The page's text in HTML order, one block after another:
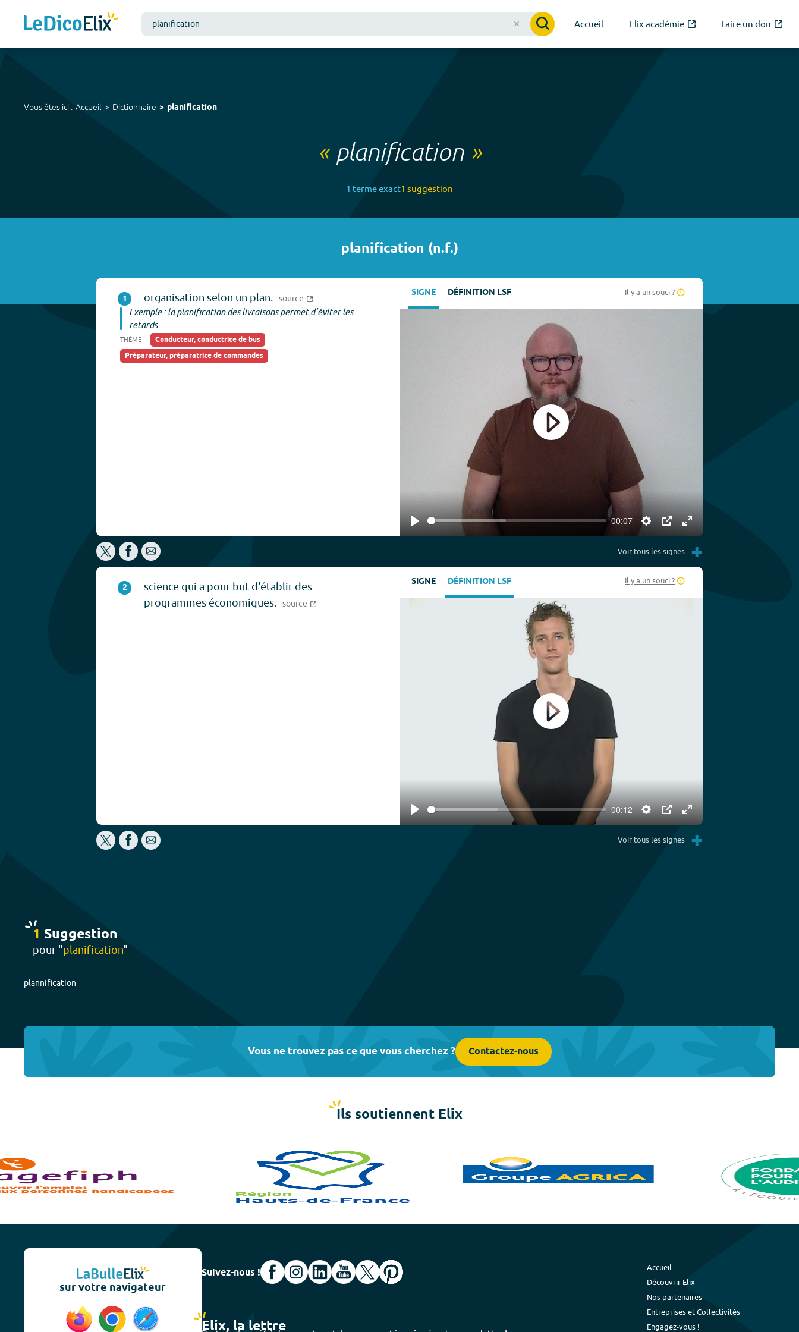
Accueil Elix académie Faire un don
Vous êtes ici : Accueil Dictionnaire planification
« planification»
1 termeexact1 suggestion
planification (n.f.)
1 organisation selon un plan. source
Exemple : la planification des livraisons permet d’éviter les
retards.
THÈME
Conducteur, conductrice de bus
Préparateur, préparatrice de commandes
SIGNE DÉFINITION LSF Il y a un souci ?
Play
00:07
Settings
PIP Enter
fullscreen
Play
Voir tous les signes +
2
science qui a pour but d'établir des
programmes économiques. source
SIGNE DÉFINITION LSF Il y a un souci ?
Play
00:12
Settings
PIP Enter
fullscreen
Play
Voir tous les signes +
1 Suggestion
pour "planification"
plannification
Vous ne trouvez pas ce que vous cherchez ? Contactez-nous
Ils soutiennent Elix
sur votre navigateur
Suivez-nous !
Elix, la lettre
Accueil
Découvrir Elix
Nos partenaires
Entreprises et Collectivités
Engagez-vous !